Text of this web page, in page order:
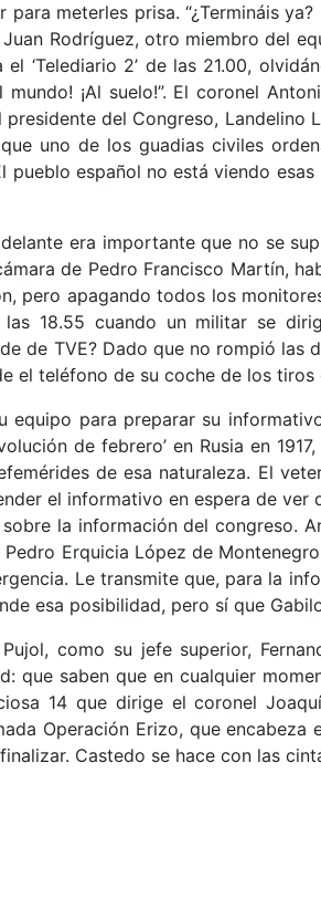
meterles prisa. “¿Termináis
Rodríguez, otro miembro del
‘Telediario 2’ de las 21.00,
¡Al suelo!”. El coronel
del Congreso,
uno de los guadias civiles
pueblo español no está viendo
era importante que no se
de Pedro Francisco Martín,
pero apagando todos los
las 18.55 cuando un militar se
de TVE? Dado que no rompió
el teléfono de su coche de los
equipo para preparar su
de febrero’ en Rusia en
de esa naturaleza. El
el informativo en espera de
la información del congreso.
Erquicia López de
Le transmite que, para la
esa posibilidad, pero sí que
como su jefe superior,
que saben que en cualquier
14 que dirige el coronel
Operación Erizo, que
Castedo se hace con las